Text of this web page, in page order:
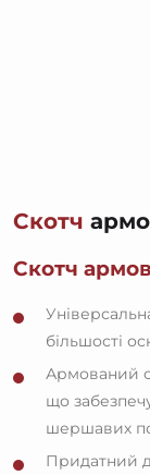
Скотч
Скотч
більшості
Армований
що
шершавих
Придатний